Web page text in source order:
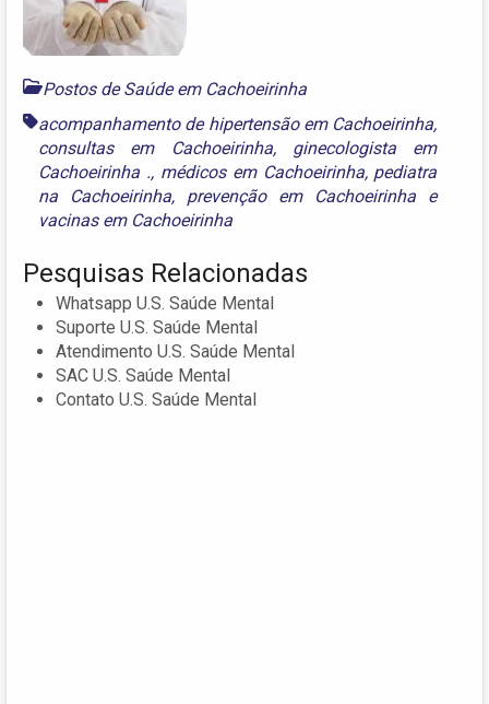
Postos de Saúde em Cachoeirinha
acompanhamento de hipertensão em Cachoeirinha,
consultas em Cachoeirinha, ginecologista em
Cachoeirinha ., médicos em Cachoeirinha, pediatra
na Cachoeirinha, prevenção em Cachoeirinha e
vacinas em Cachoeirinha
Pesquisas Relacionadas
Whatsapp U.S. Saúde Mental
Suporte U.S. Saúde Mental
Atendimento U.S. Saúde Mental
SAC U.S. Saúde Mental
Contato U.S. Saúde Mental